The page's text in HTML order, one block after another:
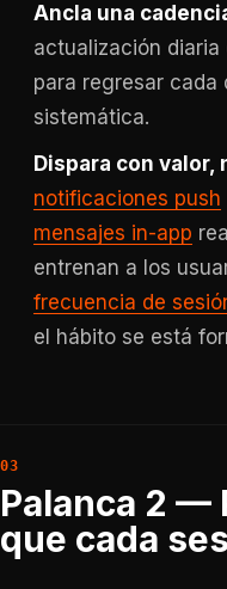
Ancla una
actualización
para regresar cada
sistemática.
Dispara con valor,
notificaciones push
mensajes in-app
entrenan a los
frecuencia de
el hábito se está
Palanca 2 —
que cada